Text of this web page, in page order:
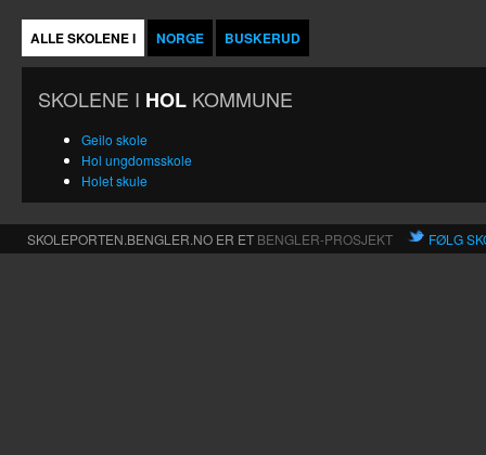
ALLE SKOLENE I NORGE BUSKERUD
SKOLENE I HOL KOMMUNE
Geilo skole
Hol ungdomsskole
Holet skule
SKOLEPORTEN.BENGLER.NO ER ET BENGLER-PROSJEKT FØLG